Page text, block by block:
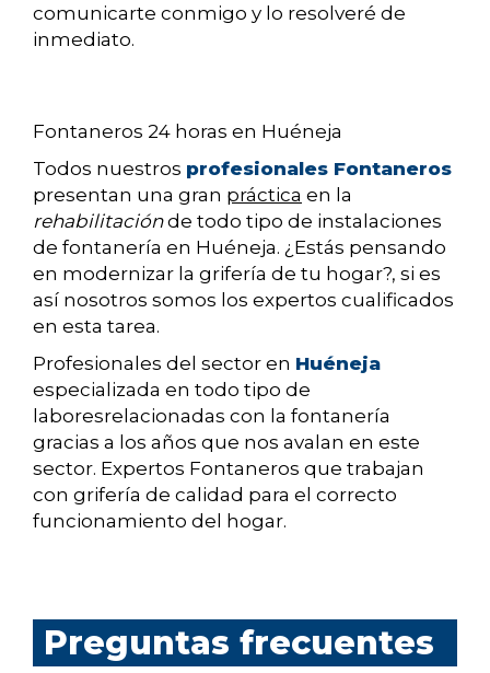
comunicarte conmigo y lo resolveré de
inmediato.
Fontaneros 24 horas en Huéneja
Todos nuestros profesionales Fontaneros
presentan una gran práctica en la
rehabilitaciónde todo tipo de instalaciones
de fontanería en Huéneja. ¿Estás pensando
en modernizar la grifería de tu hogar?, si es
así nosotros somos los expertos cualificados
en esta tarea.
Profesionales del sector en Huéneja
especializada en todo tipo de
laboresrelacionadas con la fontanería
gracias a los años que nos avalan en este
sector. Expertos Fontaneros que trabajan
con grifería de calidad para el correcto
funcionamiento del hogar.
Preguntas frecuentes